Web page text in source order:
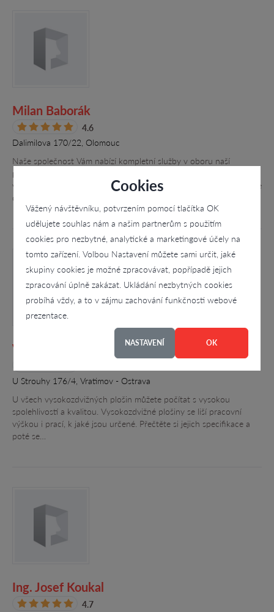
Cookies
Vážený návštěvníku, potvrzením pomocí tlačítka OK
udělujete souhlas nám a našim partnerům s použitím
cookies pro nezbytné, analytické a marketingové účely na
tomto zařízení. Volbou Nastavení můžete sami určit, jaké
skupiny cookies je možné zpracovávat, popřípadě jejich
zpracování úplně zakázat. Ukládání nezbytných cookies
probíhá vždy, a to v zájmu zachování funkčnosti webové
prezentace.
NASTAVENÍ OK
Milan Baborák
4.6
Dalimilova 170/22, Olomouc
Naše společnost Vám nabízí kompletní služby v oboru naší
působnosti. Využijte naše moderní metody, profesionální přístup a
vždy ochotný personál. Neustále zkvalitňujeme své služby, čehož je
důkazem…
Vladimír Pánek
U Strouhy 176/4, Vratimov - Ostrava
U všech vysokozdvižných plošin můžete počítat s vysokou
spolehlivostí a kvalitou. Vysokozdvižné plošiny se liší pracovní
výškou i prací, k jaké jsou určené. Přečtěte si jejich specifikace a
poté se…
Ing. Josef Koukal
4.7